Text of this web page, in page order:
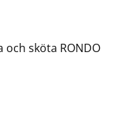
sköta RONDO